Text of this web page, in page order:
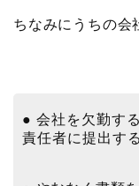
ちなみにうちの会
● 会社を欠勤す
責任者に提出する